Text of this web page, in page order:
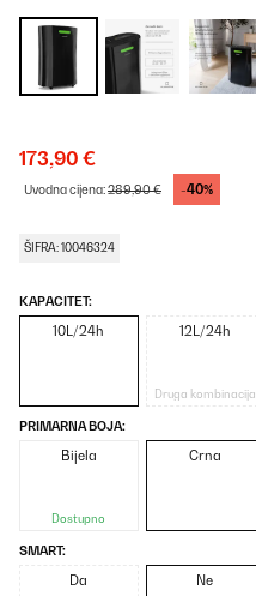
173,90 €
Uvodna cijena:289,90 € -40%
ŠIFRA: 10046324
KAPACITET:
10L/24h 12L/24h
Druga kombinacija
PRIMARNA BOJA:
Bijela
Dostupno
Crna
SMART:
Da Ne